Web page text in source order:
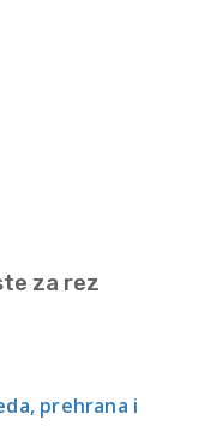
za rez
prehrana i